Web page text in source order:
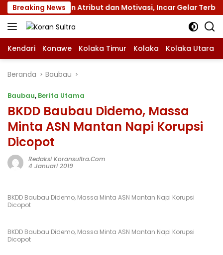
Langsung
ke
konten
Breaking News
XII dengan Atribut dan Motivasi, Incar Gelar Terbaik di
Kendari Konawe Kolaka Timur Kolaka Kolaka Utara
Beranda Baubau
Baubau, Berita Utama
BKDD Baubau Didemo, Massa
Minta ASN Mantan Napi Korupsi
Dicopot
Redaksi Koransultra.com
4 Januari 2019
BKDD Baubau Didemo, Massa Minta ASN Mantan Napi Korupsi
Dicopot
BKDD Baubau Didemo, Massa Minta ASN Mantan Napi Korupsi
Dicopot